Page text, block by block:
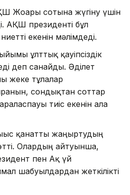
Жоғарғы сотына жүгіну үшін
АҚШ президенті бұл
екенін мәлімдеді.
ұлттық қауіпсіздік
деп санайды. Әділет
жеке тұлғалар
сондықтан соттар
тиіс екенін алға
қанатты жаңғыртудың
Олардың айтуынша,
пен Ақ үй
шабуылдардан жеткілікті